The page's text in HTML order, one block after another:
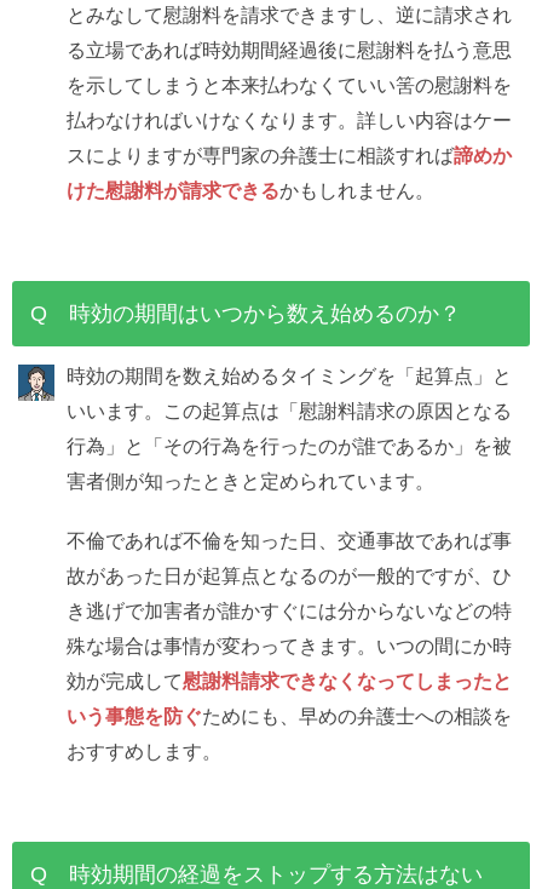
とみなして慰謝料を請求できますし、逆に請求され
る立場であれば時効期間経過後に慰謝料を払う意思
を示してしまうと本来払わなくていい筈の慰謝料を
払わなければいけなくなります。詳しい内容はケー
スによりますが専門家の弁護士に相談すれば諦めか
けた慰謝料が請求できるかもしれません。
Q 時効の期間はいつから数え始めるのか？
時効の期間を数え始めるタイミングを「起算点」と
いいます。この起算点は「慰謝料請求の原因となる
行為」と「その行為を行ったのが誰であるか」を被
害者側が知ったときと定められています。
不倫であれば不倫を知った日、交通事故であれば事
故があった日が起算点となるのが一般的ですが、ひ
き逃げで加害者が誰かすぐには分からないなどの特
殊な場合は事情が変わってきます。いつの間にか時
効が完成して慰謝料請求できなくなってしまったと
いう事態を防ぐためにも、早めの弁護士への相談を
おすすめします。
Q 時効期間の経過をストップする方法はない